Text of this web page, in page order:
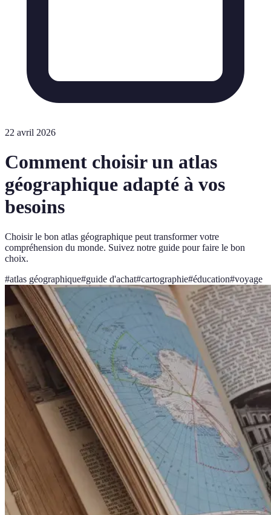
22 avril 2026
Comment choisir un atlas
géographique adapté à vos
besoins
Choisir le bon atlas géographique peut transformer votre
compréhension du monde. Suivez notre guide pour faire le bon
choix.
#atlas géographique#guide d'achat#cartographie#éducation#voyage